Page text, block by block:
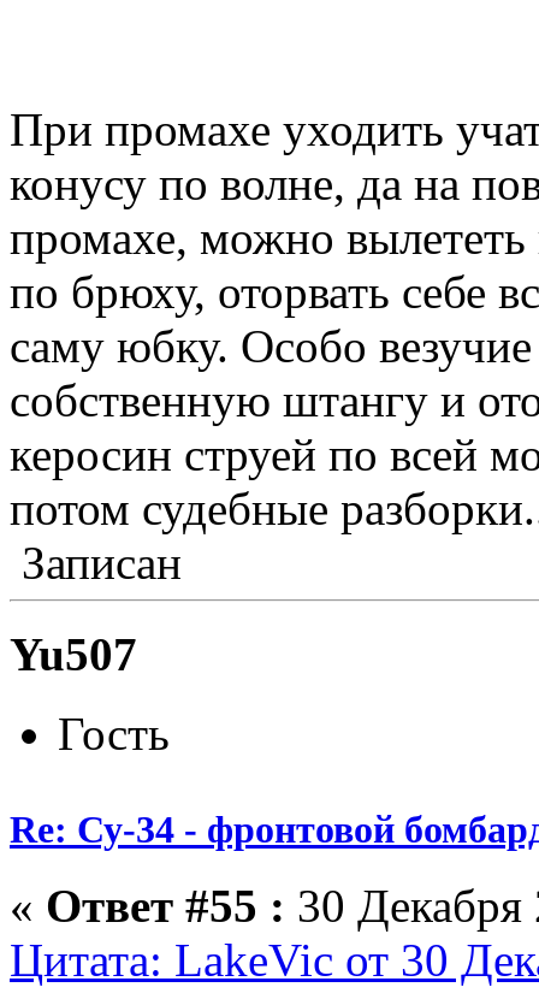
При промахе уходить
конусу по волне, да на
промахе, можно вылететь
по брюху, оторвать себе
саму юбку. Особо
собственную штангу и
керосин струей по всей
потом судебные
Записан
Yu507
Гость
Re: Су-34 - фронтовой
« Ответ #55 : 30
Цитата: LakeVic от 30